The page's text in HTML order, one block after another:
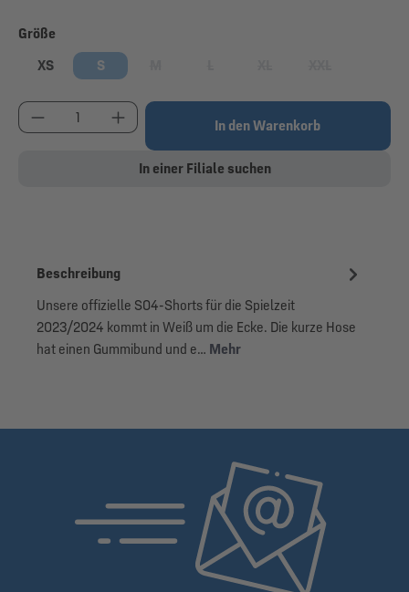
Größe
XS
S
Produkt Anzahl: Gib den gewünschten Wert ein
In den Warenkorb
In einer Filiale suchen
Beschreibung
Unsere offizielle S04-Shorts für die Spielzeit
2023/2024 kommt in Weiß um die Ecke. Die kurze Hose
hat einen Gummibund und e… Mehr